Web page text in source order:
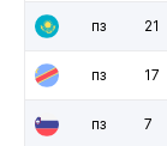
пз 21
пз 17
пз 7